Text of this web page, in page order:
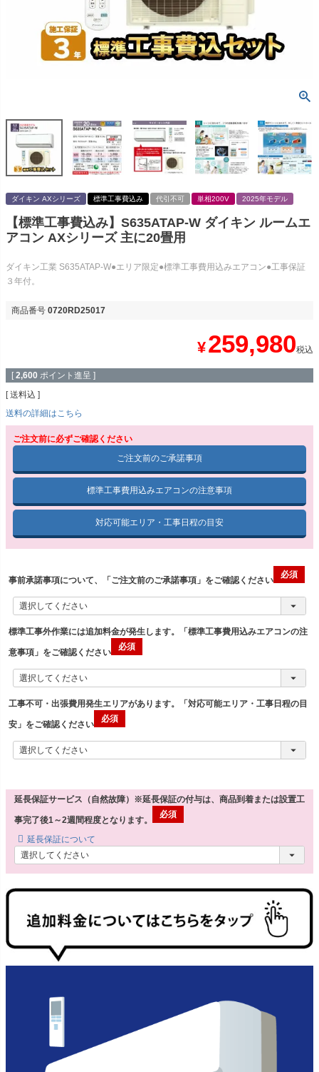
ダイキン AXシリーズ 標準工事費込み 代引不可 単相200V 2025年モデル
【標準工事費込み】S635ATAP-W ダイキン ルームエ
アコン AXシリーズ 主に20畳用
ダイキン工業 S635ATAP-W●エリア限定●標準工事費用込みエアコン●工事保証
３年付。
商品番号 0720RD25017
¥259,980税込
[ 2,600 ポイント進呈 ]
送料込
送料の詳細はこちら
ご注文前に必ずご確認ください
ご注文前のご承諾事項
標準工事費用込みエアコンの注意事項
対応可能エリア・工事日程の目安
事前承諾事項について、「ご注文前のご承諾事項」をご確認ください
標準工事外作業には追加料金が発生します。「標準工事費用込みエアコンの注
意事項」をご確認ください
工事不可・出張費用発生エリアがあります。「対応可能エリア・工事日程の目
安」をご確認ください
延長保証サービス（自然故障）※延長保証の付与は、商品到着または設置工
事完了後1～2週間程度となります。
延長保証について